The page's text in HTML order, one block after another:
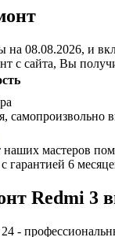
на 08.08.2026, и
с сайта, Вы
самопроизвольно
мастеров
гарантией 6
Redmi 3